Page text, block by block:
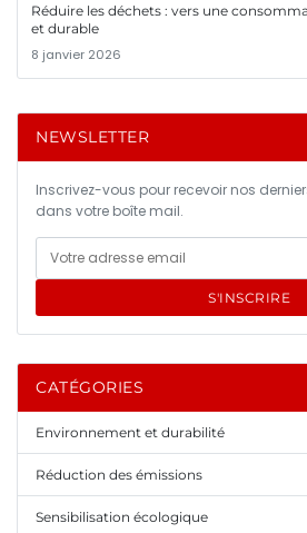
Réduire les déchets : vers une
et durable
8 janvier 2026
NEWSLETTER
Inscrivez-vous pour recevoir nos
dans votre boîte mail.
S'INSCRIRE
CATÉGORIES
Environnement et durabilité
Réduction des émissions
Sensibilisation écologique